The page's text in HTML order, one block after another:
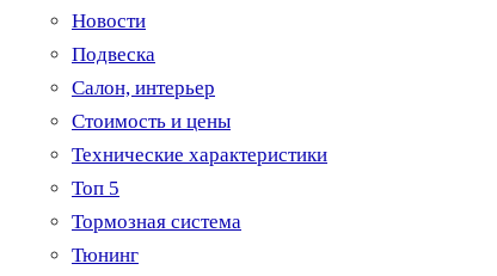
Новости
Подвеска
Салон, интерьер
Стоимость и цены
Технические характеристики
Топ 5
Тормозная система
Тюнинг